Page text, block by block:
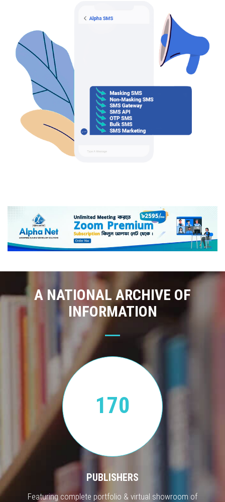
A NATIONAL ARCHIVE OF
INFORMATION
170
PUBLISHERS
Featuring complete portfolio & virtual showroom of